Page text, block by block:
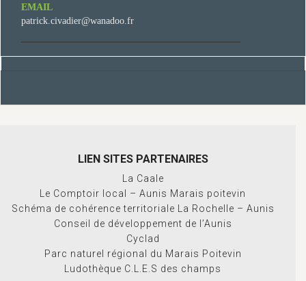
EMAIL
patrick.civadier@wanadoo.fr
LIEN SITES PARTENAIRES
La Caale
Le Comptoir local – Aunis Marais poitevin
Schéma de cohérence territoriale La Rochelle – Aunis
Conseil de développement de l’Aunis
Cyclad
Parc naturel régional du Marais Poitevin
Ludothèque C.L.E.S des champs